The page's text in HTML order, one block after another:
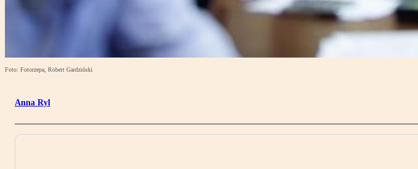
Foto: Fotorzepa, Robert Gardziński
Anna Ryl